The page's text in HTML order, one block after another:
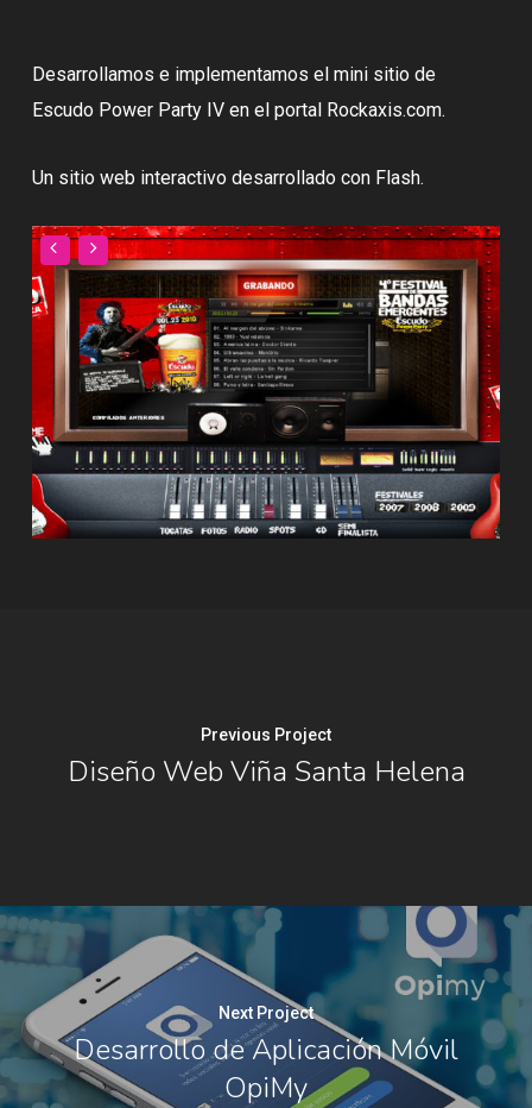
Desarrollamos e implementamos el mini sitio de
Escudo Power Party IV en el portal Rockaxis.com.
Un sitio web interactivo desarrollado con Flash.
Previous Project
Diseño Web Viña Santa Helena
Next Project
Desarrollo de Aplicación Móvil
OpiMy